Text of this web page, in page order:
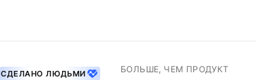
СДЕЛАНО ЛЮДЬМИ БОЛЬШЕ, ЧЕМ ПРОДУКТ